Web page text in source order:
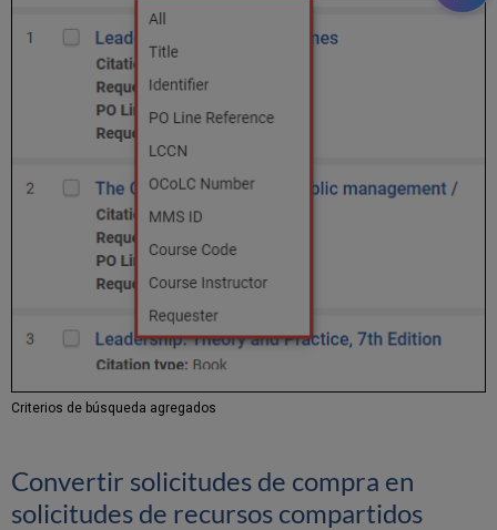
Criterios de búsqueda agregados
Convertir solicitudes de compra en
solicitudes de recursos compartidos